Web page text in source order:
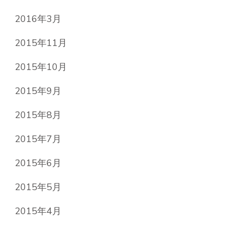
2016年3月
2015年11月
2015年10月
2015年9月
2015年8月
2015年7月
2015年6月
2015年5月
2015年4月